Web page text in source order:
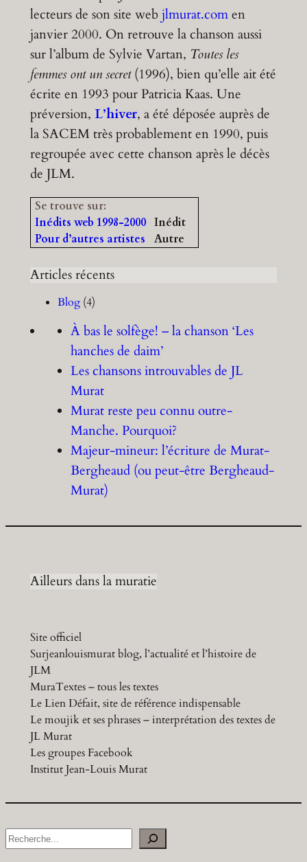
lecteurs de son site webjlmurat.comen
janvier 2000. On retrouve la chanson aussi
sur l’album de Sylvie Vartan, Toutes les
femmes ont un secret(1996), bien qu’elle ait été
écrite en 1993 pour Patricia Kaas. Une
préversion, L’hiver, a été déposée auprès de
la SACEM très probablement en 1990, puis
regroupée avec cette chanson après le décès
de JLM.
Se trouve sur:
Inédits web 1998-2000 Inédit
Pour d’autres artistes
Autre
Articles récents
Blog(4)
À bas le solfège! – la chanson ‘Les
hanches de daim’
Les chansons introuvables de JL
Murat
Murat reste peu connu outre-
Manche. Pourquoi?
Majeur-mineur: l’écriture de Murat-
Bergheaud (ou peut-être Bergheaud-
Murat)
Ailleurs dans la muratie
Site officiel
Surjeanlouismurat blog, l’actualité et l’histoire de
JLM
MuraTextes – tous les textes
Le Lien Défait, site de référence indispensable
Le moujik et ses phrases – interprétation des textes de
JL Murat
Les groupes Facebook
Institut Jean-Louis Murat
S